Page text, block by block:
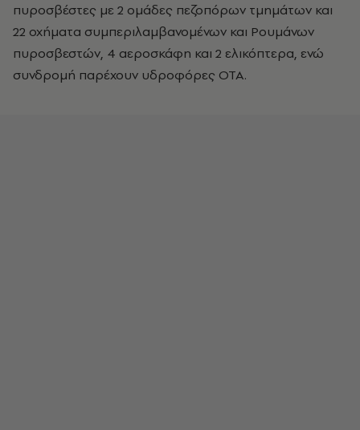
πυροσβέστες με 2 ομάδες πεζοπόρων τμημάτων και
22 οχήματα συμπεριλαμβανομένων και Ρουμάνων
πυροσβεστών, 4 αεροσκάφη και 2 ελικόπτερα, ενώ
συνδρομή παρέχουν υδροφόρες ΟΤΑ.